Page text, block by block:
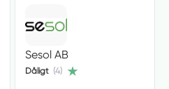
Sesol AB
Dåligt (4)